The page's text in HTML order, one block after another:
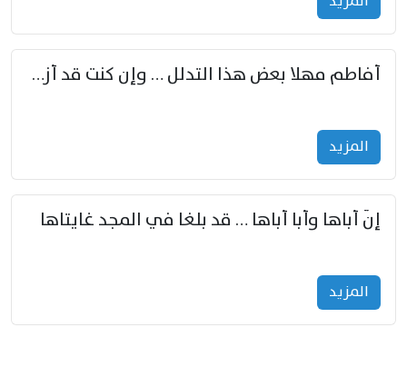
أفاطم مهلا بعض هذا التدلل … وإن كنت قد أزمعت صرمي فأجملي
المزید
إنّ أباها وأبا أباها … قد بلغا في المجد غايتاها
المزید